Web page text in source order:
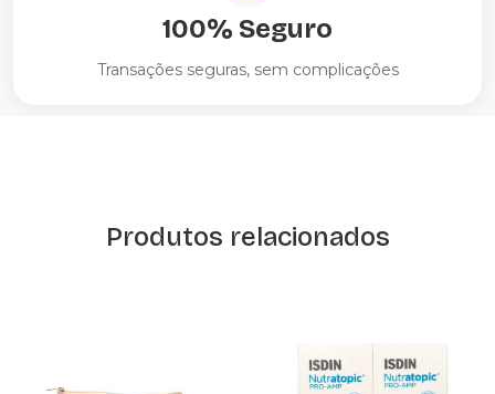
100% Seguro
Transações seguras, sem complicações
Produtos relacionados